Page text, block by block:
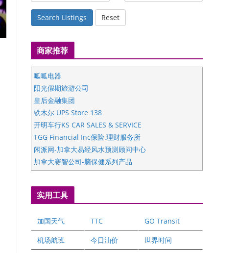
Search Listings Reset
商家推荐
呱呱电器
阳光假期旅游公司
皇后金融集团
铁木尔 UPS Store 138
开明车行KS CAR SALES & SERVICE
TGG Financial Inc保险.理财服务所
闲派网-加拿大易经风水预测顾问中心
加拿大赛智公司-脑保健系列产品
五星国艺拍卖及评估公司
国际注册执业营养师公会
爱德华连锁酒店万锦分店
健健宝公司
二十一世纪美联地产公司
全球趋势移民留学
实用工具
加国天气 TTC GO Transit
机场航班 今日油价 世界时间